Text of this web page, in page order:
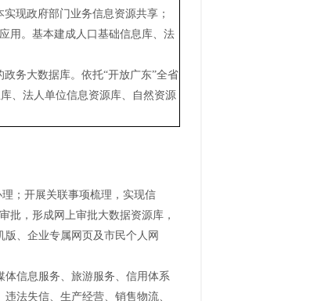
现政府部门业务信息资源共享；
用。基本建成人口基础信息库、法
务大数据库。依托“开放广东”全省
、法人单位信息资源库、自然资源
；开展关联事项梳理，实现信
批，形成网上审批大数据资源库，
、企业专属网页及市民个人网
信息服务、旅游服务、信用体系
法失信、生产经营、销售物流、